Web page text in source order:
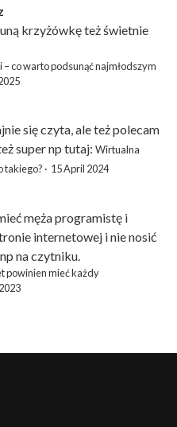
krzyżówkęteż świetnie
co warto podsunąć najmłodszym
się czyta, ale też polecam
super np tutaj: Wirtualna
takiego? · 15 April 2024
męża programistę i
internetowej i nie nosić
na czytniku.
powinien mieć każdy